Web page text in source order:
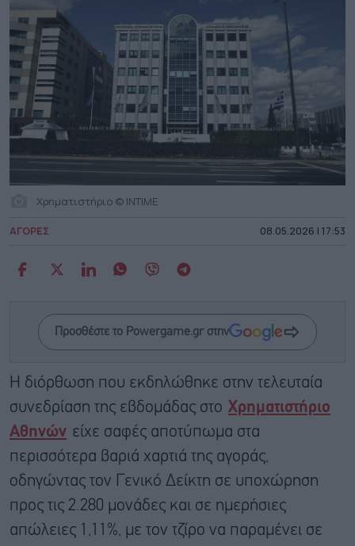
Χρηματιστήριο © INTIME
ΑΓΟΡΕΣ 08.05.2026 | 17:53
Προσθέστε το Powergame.gr στην
Η διόρθωση που εκδηλώθηκε στην τελευταία
συνεδρίαση της εβδομάδας στο Χρηματιστήριο
Αθηνών είχε σαφές αποτύπωμα στα
περισσότερα βαριά χαρτιά της αγοράς,
οδηγώντας τον Γενικό Δείκτη σε υποχώρηση
προς τις 2.280 μονάδες και σε ημερήσιες
απώλειες 1,11%, με τον τζίρο να παραμένει σε